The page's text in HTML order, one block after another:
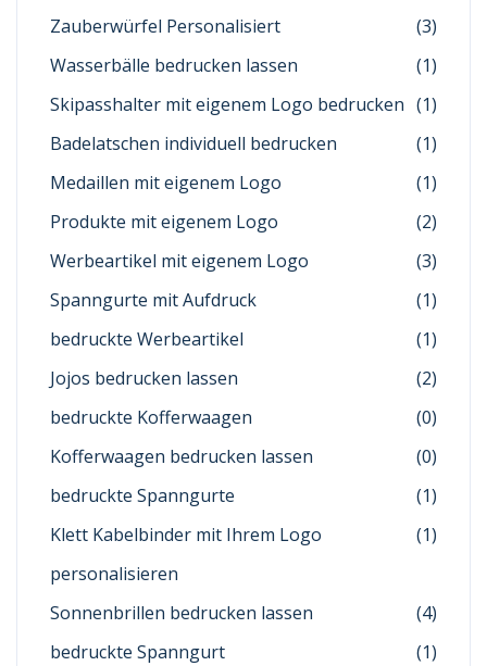
Zauberwürfel Personalisiert
(3)
Wasserbälle bedrucken lassen
(1)
Skipasshalter mit eigenem Logo bedrucken (1)
Badelatschen individuell bedrucken
(1)
Medaillen mit eigenem Logo
(1)
Produkte mit eigenem Logo
(2)
Werbeartikel mit eigenem Logo
(3)
Spanngurte mit Aufdruck
(1)
bedruckte Werbeartikel
(1)
Jojos bedrucken lassen
(2)
bedruckte Kofferwaagen
(0)
Kofferwaagen bedrucken lassen
(0)
bedruckte Spanngurte
(1)
Klett Kabelbinder mit Ihrem Logo
personalisieren
(1)
Sonnenbrillen bedrucken lassen
(4)
bedruckte Spanngurt
(1)